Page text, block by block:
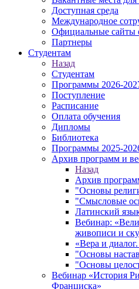
Доступная среда
Международное
Официальные сайты
Партнеры
Студентам
Назад
Студентам
Программы 2026-
Поступление
Расписание
Оплата обучения
Дипломы
Библиотека
Программы 2025-
Архив программ и
Назад
Архив
"Основы
"Смысловые
Латинский
Вебинар:
живописи и
«Вера и
"Основы
"Основы
Вебинар «История
Франциска»